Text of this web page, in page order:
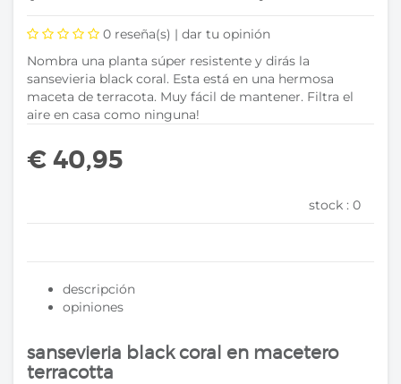
0 reseña(s) | dar tu opinión
Nombra una planta súper resistente y dirás la
sansevieria black coral. Esta está en una hermosa
maceta de terracota. Muy fácil de mantener. Filtra el
aire en casa como ninguna!
€ 40,95
stock : 0
descripción
opiniones
sansevieria black coral en macetero
terracotta